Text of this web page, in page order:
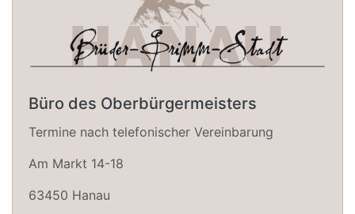
Büro des Oberbürgermeisters
Termine nach telefonischer Vereinbarung
Am Markt 14-18
63450 Hanau